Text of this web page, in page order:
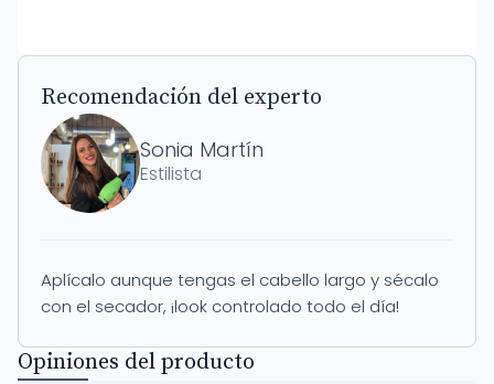
Recomendación del experto
Sonia Martín
Estilista
Aplícalo aunque tengas el cabello largo y sécalo
con el secador, ¡look controlado todo el día!
Opiniones del producto